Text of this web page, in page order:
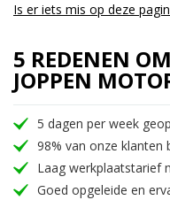
Is er iets mis op deze
5 REDENEN
JOPPEN
5 dagen per week
98% van onze klanten
Laag werkplaatstarief
Goed opgeleide en